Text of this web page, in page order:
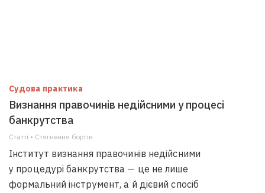
Судова практика
Визнання правочинів недійсними у процесі
банкрутства
Статті • Стягнення боргiв
Інститут визнання правочинів недійсними
у процедурі банкрутства — це не лише
формальний інструмент, а й дієвий спосіб